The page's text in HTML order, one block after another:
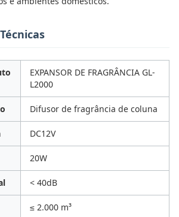
EXPANSOR DE FRAGRÂNCIA GL-
L2000
Difusor de fragrância de coluna
DC12V
20W
< 40dB
≤ 2.000 m³